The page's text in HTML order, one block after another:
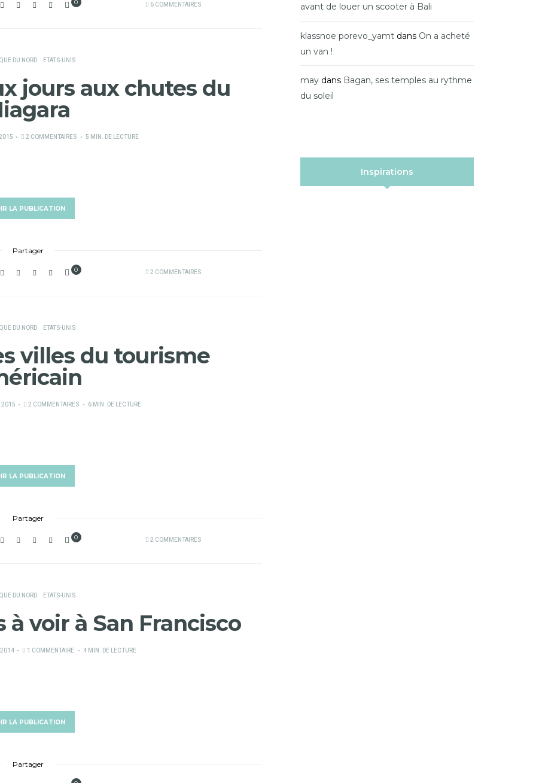
0 6 COMMENTAIRES
DU NORD ETATS-UNIS
jours aux chutes du
2 COMMENTAIRES 5 MIN. DE LECTURE
LA PUBLICATION
Partager
0 2 COMMENTAIRES
DU NORD ETATS-UNIS
villes du tourisme
2015 2 COMMENTAIRES 6 MIN. DE LECTURE
LA PUBLICATION
Partager
0 2 COMMENTAIRES
DU NORD ETATS-UNIS
à voir à San Francisco
1 COMMENTAIRE 4 MIN. DE LECTURE
LA PUBLICATION
Partager
avant de louer un scooter à Bali
klassnoe porevo_yamt dans On a acheté
un van !
may dans Bagan, ses temples au rythme
du soleil
Inspirations